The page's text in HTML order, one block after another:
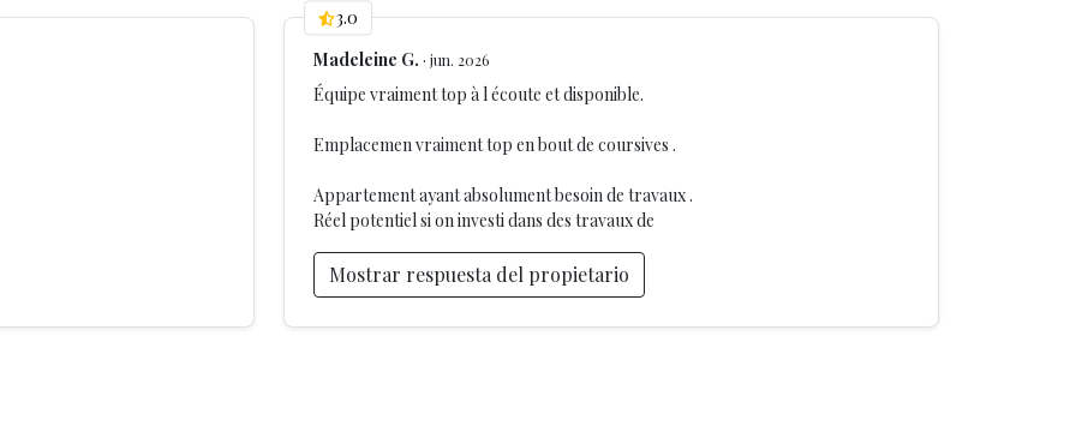
zonas de ocio?
buen equilibrio entre ambiente y tranquilidad.
tasa municipal.
3.0
Madeleine G. · jun. 2026
Équipe vraiment top à l écoute et disponible.
Emplacemen vraiment top en bout de coursives .
Appartement ayant absolument besoin de travaux .
Réel potentiel si on investi dans des travaux de
Mostrar respuesta del propietario